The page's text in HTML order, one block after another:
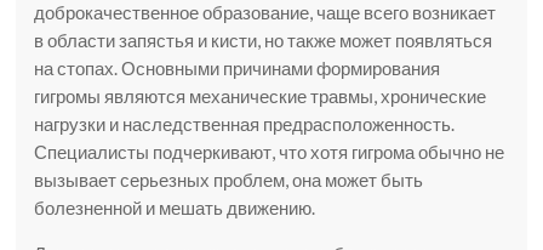
доброкачественное образование, чаще всего возникает
в области запястья и кисти, но также может появляться
на стопах. Основными причинами формирования
гигромы являются механические травмы, хронические
нагрузки и наследственная предрасположенность.
Специалисты подчеркивают, что хотя гигрома обычно не
вызывает серьезных проблем, она может быть
болезненной и мешать движению.